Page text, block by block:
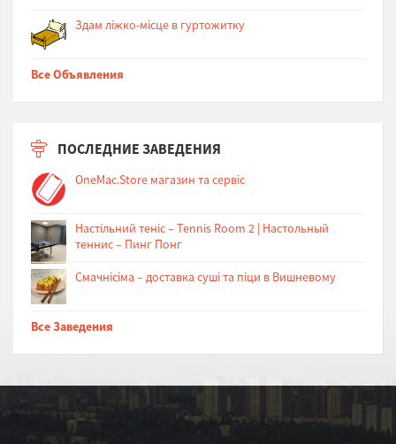
Здам ліжко-місце в гуртожитку
Все Объявления
ПОСЛЕДНИЕ ЗАВЕДЕНИЯ
OneMac.Store магазин та сервіс
Настільний теніс – Tennis Room 2 | Настольный
теннис – Пинг Понг
Cмачнісіма – доставка суші та піци в Вишневому
Все Заведения